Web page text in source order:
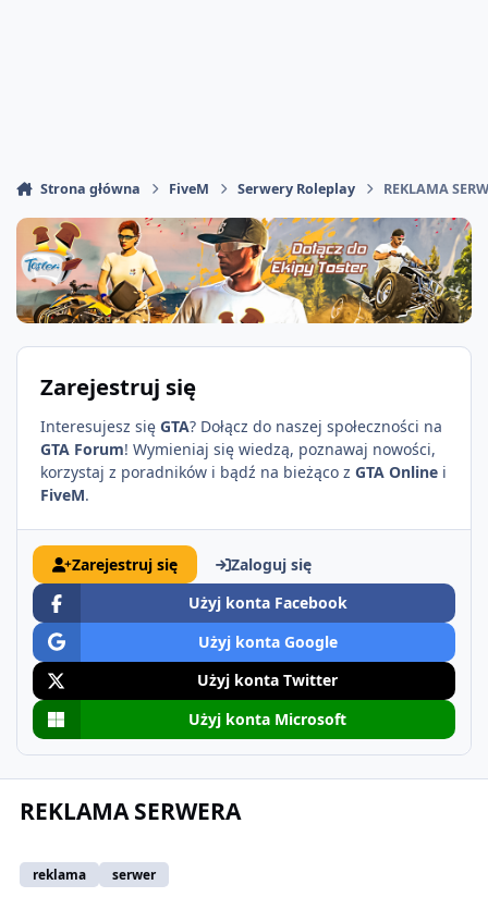
Strona główna FiveM Serwery Roleplay REKLAMA
Zarejestruj się
Interesujesz się GTA? Dołącz do naszej społeczności na
GTA Forum! Wymieniaj się wiedzą, poznawaj nowości,
korzystaj z poradników i bądź na bieżąco z GTA Online i
FiveM.
Zarejestruj się
Zaloguj się
Użyj konta Facebook
Użyj konta Google
Użyj konta Twitter
Użyj konta Microsoft
REKLAMA SERWERA
reklama serwer